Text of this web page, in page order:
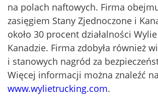
na polach naftowych. Firma
zasięgiem Stany Zjednoczone i
około 30 procent działalności
Kanadzie. Firma zdobyła również
i stanowych nagród za
Więcej informacji można znaleźć
www.wylietrucking.com.